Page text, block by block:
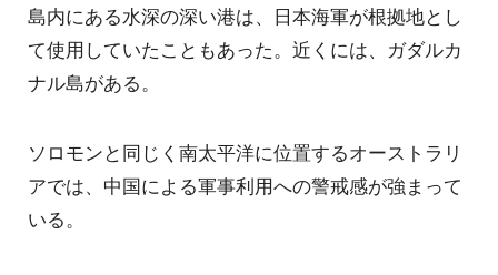
島内にある水深の深い港は、日本海軍が根拠地とし
て使用していたこともあった。近くには、ガダルカ
ナル島がある。
ソロモンと同じく南太平洋に位置するオーストラリ
アでは、中国による軍事利用への警戒感が強まって
いる。